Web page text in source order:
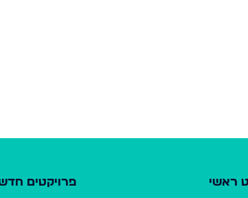
ראשי פרויקטים